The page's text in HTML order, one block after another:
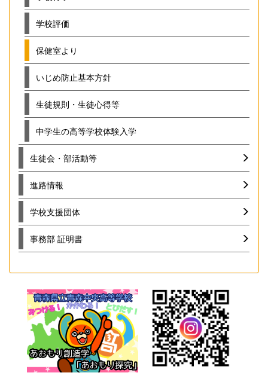
学校評価
保健室より
いじめ防止基本方針
生徒規則・生徒心得等
中学生の高等学校体験入学
生徒会・部活動等
進路情報
学校支援団体
事務部 証明書